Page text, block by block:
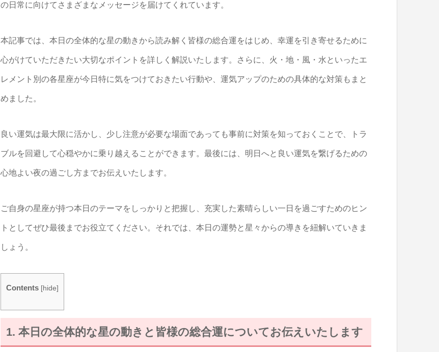
の日常に向けてさまざまなメッセージを届けてくれています。
本記事では、本日の全体的な星の動きから読み解く皆様の総合運をはじめ、幸運を引き寄せるために
心がけていただきたい大切なポイントを詳しく解説いたします。さらに、火・地・風・水といったエ
レメント別の各星座が今日特に気をつけておきたい行動や、運気アップのための具体的な対策もまと
めました。
良い運気は最大限に活かし、少し注意が必要な場面であっても事前に対策を知っておくことで、トラ
ブルを回避して心穏やかに乗り越えることができます。最後には、明日へと良い運気を繋げるための
心地よい夜の過ごし方までお伝えいたします。
ご自身の星座が持つ本日のテーマをしっかりと把握し、充実した素晴らしい一日を過ごすためのヒン
トとしてぜひ最後までお役立てください。それでは、本日の運勢と星々からの導きを紐解いていきま
しょう。
Contents [hide]
1. 本日の全体的な星の動きと皆様の総合運についてお伝えいたします